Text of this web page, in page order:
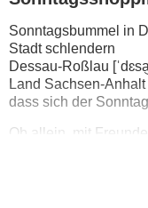
Sonntagsbummel in
Stadt schlendern
Dessau-Roßlau
Land Sachsen-
dass sich der
Ob allein, mit